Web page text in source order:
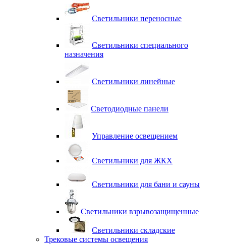
Светильники переносные
Светильники специального
назначения
Светильники линейные
Светодиодные панели
Управление освещением
Светильники для ЖКХ
Светильники для бани и сауны
Светильники взрывозащищенные
Светильники складские
Трековые системы освещения